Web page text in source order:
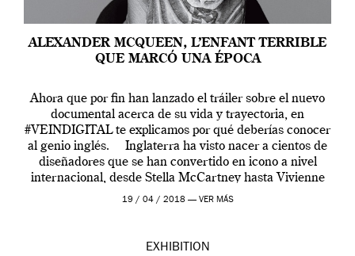
ALEXANDER MCQUEEN, L’ENFANT TERRIBLE
QUE MARCÓ UNA ÉPOCA
Ahora que por fin han lanzado el tráiler sobre el nuevo
documental acerca de su vida y trayectoria, en
#VEINDIGITAL te explicamos por qué deberías conocer
al genio inglés. Inglaterra ha visto nacer a cientos de
diseñadores que se han convertido en icono a nivel
internacional, desde Stella McCartney hasta Vivienne
Westwood pasando […]
19 / 04 / 2018 — VER MÁS
EXHIBITION